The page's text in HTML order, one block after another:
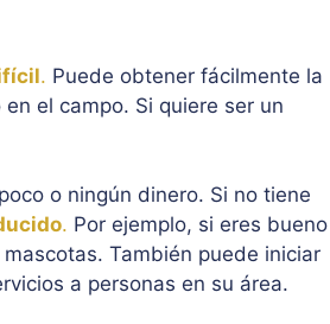
. Puede obtener fácilmente la
el campo. Si quiere ser un
o ningún dinero. Si no tiene
. Por ejemplo, si eres bueno
También puede iniciar
a personas en su área.